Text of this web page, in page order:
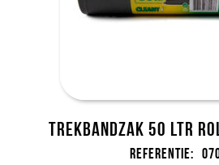
Trekbandzak 50 ltr
Referentie: